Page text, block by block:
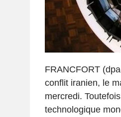
FRANCFORT
conflit iranien, le
mercredi.
technologique